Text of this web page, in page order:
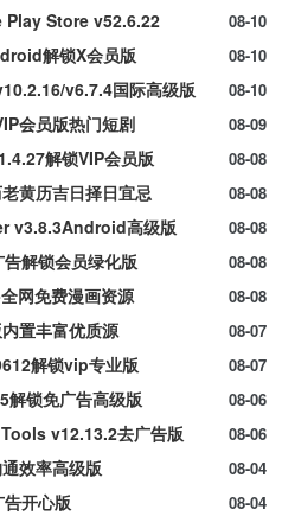
08-10
Play Store v52.6.22
08-10
解锁X会员版
08-10
v6.7.4国际高级版
08-09
会员版热门短剧
08-08
解锁VIP会员版
08-08
黄历吉日择日宜忌
08-08
v3.8.3Android高级版
08-08
解锁会员绿化版
08-08
网免费漫画资源
08-07
置丰富优质源
08-07
解锁vip专业版
08-06
锁免广告高级版
08-06
v12.13.2去广告版
08-04
效率高级版
08-04
开心版